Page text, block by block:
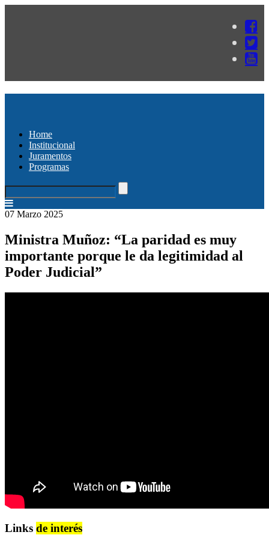
Home
Institucional
Juramentos
Programas
07 Marzo 2025
Ministra Muñoz: “La paridad es muy
importante porque le da legitimidad al
Poder Judicial”
Links de interés